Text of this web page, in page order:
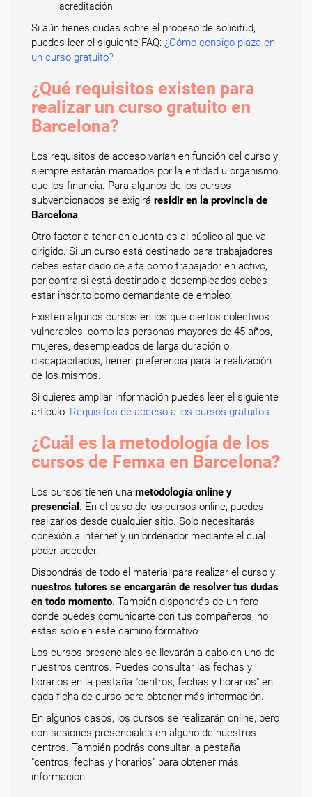
acreditación.
Si aún tienes dudas sobre el proceso de solicitud,
puedes leer el siguiente FAQ: ¿Cómo consigo plaza en
un curso gratuito?
¿Qué requisitos existen para
realizar un curso gratuito en
Barcelona?
Los requisitos de acceso varían en función del curso y
siempre estarán marcados por la entidad u organismo
que los financia. Para algunos de los cursos
subvencionados se exigirá residir en la provincia de
Barcelona.
Otro factor a tener en cuenta es al público al que va
dirigido. Si un curso está destinado para trabajadores
debes estar dado de alta como trabajador en activo,
por contra si está destinado a desempleados debes
estar inscrito como demandante de empleo.
Existen algunos cursos en los que ciertos colectivos
vulnerables, como las personas mayores de 45 años,
mujeres, desempleados de larga duración o
discapacitados, tienen preferencia para la realización
de los mismos.
Si quieres ampliar información puedes leer el siguiente
artículo: Requisitos de acceso a los cursos gratuitos
¿Cuál es la metodología de los
cursos de Femxa en Barcelona?
Los cursos tienen una metodología online y
presencial . En el caso de los cursos online, puedes
realizarlos desde cualquier sitio. Solo necesitarás
conexión a internet y un ordenador mediante el cual
poder acceder.
Dispondrás de todo el material para realizar el curso y
nuestros tutores se encargarán de resolver tus dudas
en todo momento. También dispondrás de un foro
donde puedes comunicarte con tus compañeros, no
estás solo en este camino formativo.
Los cursos presenciales se llevarán a cabo en uno de
nuestros centros. Puedes consultar las fechas y
horarios en la pestaña "centros, fechas y horarios" en
cada ficha de curso para obtener más información.
En algunos casos, los cursos se realizarán online, pero
con sesiones presenciales en alguno de nuestros
centros. También podrás consultar la pestaña
"centros, fechas y horarios" para obtener más
información.